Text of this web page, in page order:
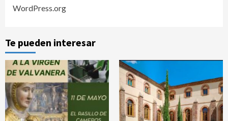
WordPress.org
Te pueden interesar